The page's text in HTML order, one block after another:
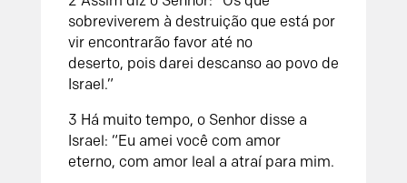
sobreviverem à destruição que está por
vir encontrarão favor até no
deserto, pois darei descanso ao povo de
Israel.”
3 Há muito tempo, o Senhordisse a
Israel: “Eu amei você com amor
eterno, com amor leal a atraí para mim.